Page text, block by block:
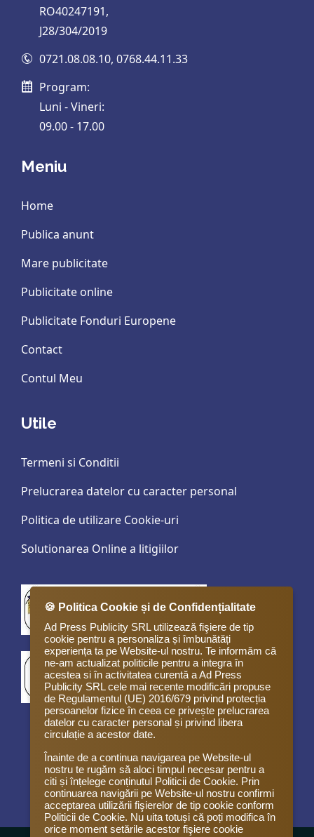
RO40247191,
J28/304/2019
0721.08.08.10, 0768.44.11.33
Program:
Luni - Vineri:
09.00 - 17.00
Meniu
Home
Publica anunt
Mare publicitate
Publicitate online
Publicitate Fonduri Europene
Contact
Contul Meu
Utile
Termeni si Conditii
Prelucrarea datelor cu caracter personal
Politica de utilizare Cookie-uri
Solutionarea Online a litigiilor
🍪 Politica Cookie și de Confidențialitate
Ad Press Publicity SRL utilizează fişiere de tip
cookie pentru a personaliza și îmbunătăți
experiența ta pe Website-ul nostru. Te informăm că
ne-am actualizat politicile pentru a integra în
acestea si în activitatea curentă a Ad Press
Publicity SRL cele mai recente modificări propuse
de Regulamentul (UE) 2016/679 privind protecția
persoanelor fizice în ceea ce privește prelucrarea
datelor cu caracter personal și privind libera
circulație a acestor date.
Înainte de a continua navigarea pe Website-ul
nostru te rugăm să aloci timpul necesar pentru a
citi și înțelege conținutul Politicii de Cookie. Prin
continuarea navigării pe Website-ul nostru confirmi
acceptarea utilizării fişierelor de tip cookie conform
Politicii de Cookie. Nu uita totuși că poți modifica în
orice moment setările acestor fişiere cookie